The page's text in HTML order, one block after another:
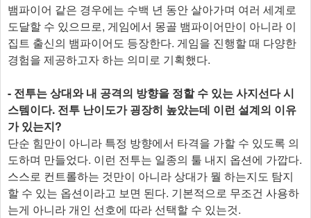
뱀파이어 같은 경우에는 수백 년 동안 살아가며 여러 세계로
도달할 수 있으므로, 게임에서 몽골 뱀파이어만이 아니라 이
집트 출신의 뱀파이어도 등장한다. 게임을 진행할 때 다양한
경험을 제공하고자 하는 의미로 기획했다.
- 전투는 상대와 내 공격의 방향을 정할 수 있는 사지선다 시
스템이다. 전투 난이도가 굉장히 높았는데 이런 설계의 이유
가 있는지?
단순 힘만이 아니라 특정 방향에서 타격을 가할 수 있도록 의
도하며 만들었다. 이런 전투는 일종의 툴 내지 옵션에 가깝다.
스스로 컨트롤하는 것만이 아니라 상대가 뭘 하는지도 탐지
할 수 있는 옵션이라고 보면 된다. 기본적으로 무조건 사용하
는게 아니라 개인 선호에 따라 선택할 수 있는것.